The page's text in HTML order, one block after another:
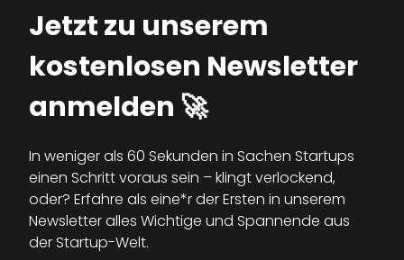
Jetzt zu unserem
kostenlosen Newsletter
anmelden 🚀
In weniger als 60 Sekunden in Sachen Startups
einen Schritt voraus sein – klingt verlockend,
oder? Erfahre als eine*r der Ersten in unserem
Newsletter alles Wichtige und Spannende aus
der Startup-Welt.